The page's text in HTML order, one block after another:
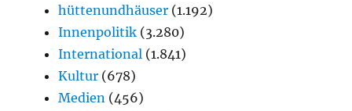
hüttenundhäuser (1.192)
Innenpolitik (3.280)
International (1.841)
Kultur (678)
Medien (456)